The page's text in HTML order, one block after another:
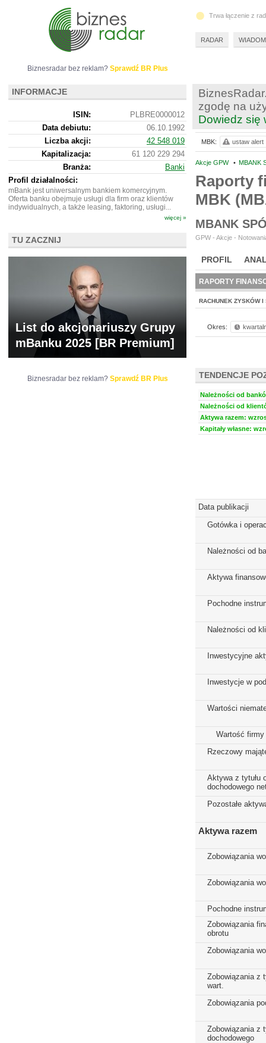
zgodę na
Dowiedz się
Akcje GPW • MBANK
Raporty
MBK
MBANK
GPW - Akcje -
PROFIL
WYCENA BR
RAPORTY
RACHUNEK ZYSKÓW I
Okres:
TENDENCJE
Należności od
Należności od
Aktywa razem:
Kapitały własne:
Data publikacji
Gotówka i
Należności od
Aktywa
Pochodne
Należności od
Inwestycyjne
Inwestycje w
Wartości
Wartość firmy
Rzeczowy
Aktywa z tytułu
dochodowego
Pozostałe
Aktywa razem
Zobowiązania
Zobowiązania
Pochodne
Zobowiązania
obrotu
Zobowiązania
Zobowiązania z
wart.
Zobowiązania
Zobowiązania z
dochodowego
MBK: ustaw alert
Biznesradar bez reklam? Sprawdź BR Plus
INFORMACJE
ISIN:
PLBRE0000012
Data debiutu:
06.10.1992
Liczba akcji:
42 548 019
Kapitalizacja:
61 120 229 294
Branża:
Banki
Profil działalności:
mBank jest uniwersalnym bankiem komercyjnym.
Oferta banku obejmuje usługi dla firm oraz klientów
indywidualnych, a także leasing, faktoring, usługi...
więcej »
TU ZACZNIJ
List do akcjonariuszy Grupy
mBanku 2025 [BR Premium]
Biznesradar bez reklam? Sprawdź BR Plus
Trwa łączenie z
RADAR